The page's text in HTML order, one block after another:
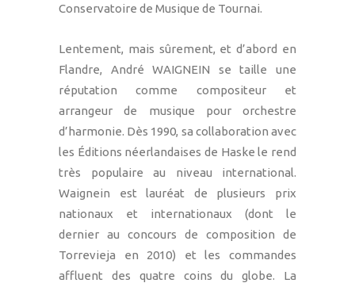
Conservatoire de Musique de Tournai.
Lentement, mais sûrement, et d’abord en
Flandre, André WAIGNEIN se taille une
réputation comme compositeur et
arrangeur de musique pour orchestre
d’harmonie. Dès 1990, sa collaboration avec
les Éditions néerlandaises de Haske le rend
très populaire au niveau international.
Waignein est lauréat de plusieurs prix
nationaux et internationaux (dont le
dernier au concours de composition de
Torrevieja en 2010) et les commandes
affluent des quatre coins du globe. La